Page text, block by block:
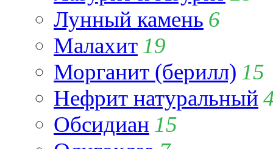
Лунный камень 6
Малахит 19
Морганит (берилл) 15
Нефрит натуральный
Обсидиан 15